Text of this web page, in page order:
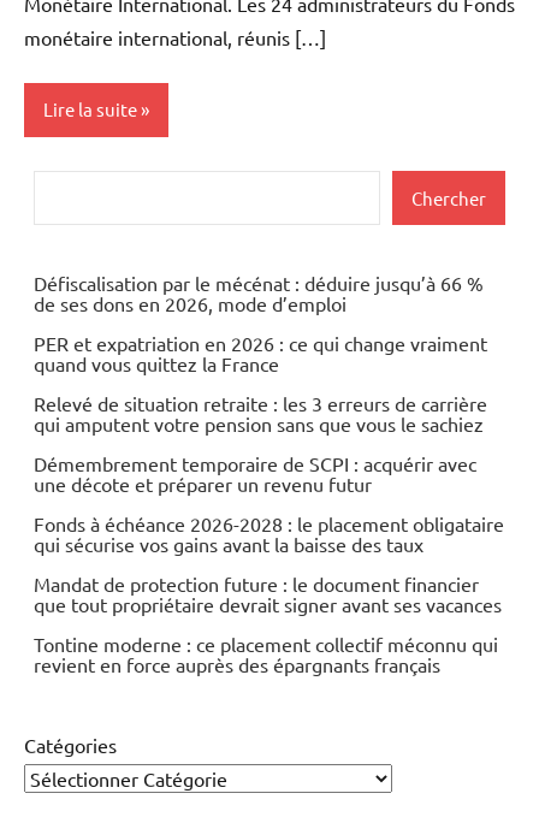
monétaire international, réunis […]
Lire la suite
Chercher
Défiscalisation par le mécénat : déduire jusqu’à 66 %
de ses dons en 2026, mode d’emploi
PER et expatriation en 2026 : ce qui change vraiment
quand vous quittez la France
Relevé de situation retraite : les 3 erreurs de carrière
qui amputent votre pension sans que vous le sachiez
Démembrement temporaire de SCPI : acquérir avec
une décote et préparer un revenu futur
Fonds à échéance 2026-2028 : le placement obligataire
qui sécurise vos gains avant la baisse des taux
Mandat de protection future : le document financier
que tout propriétaire devrait signer avant ses vacances
Tontine moderne : ce placement collectif méconnu qui
revient en force auprès des épargnants français
Catégories